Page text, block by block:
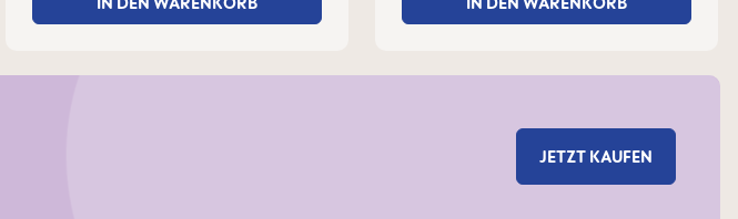
JETZT KAUFEN